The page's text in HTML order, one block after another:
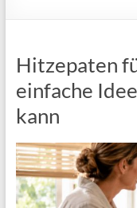
Hitzepaten
einfache
kann